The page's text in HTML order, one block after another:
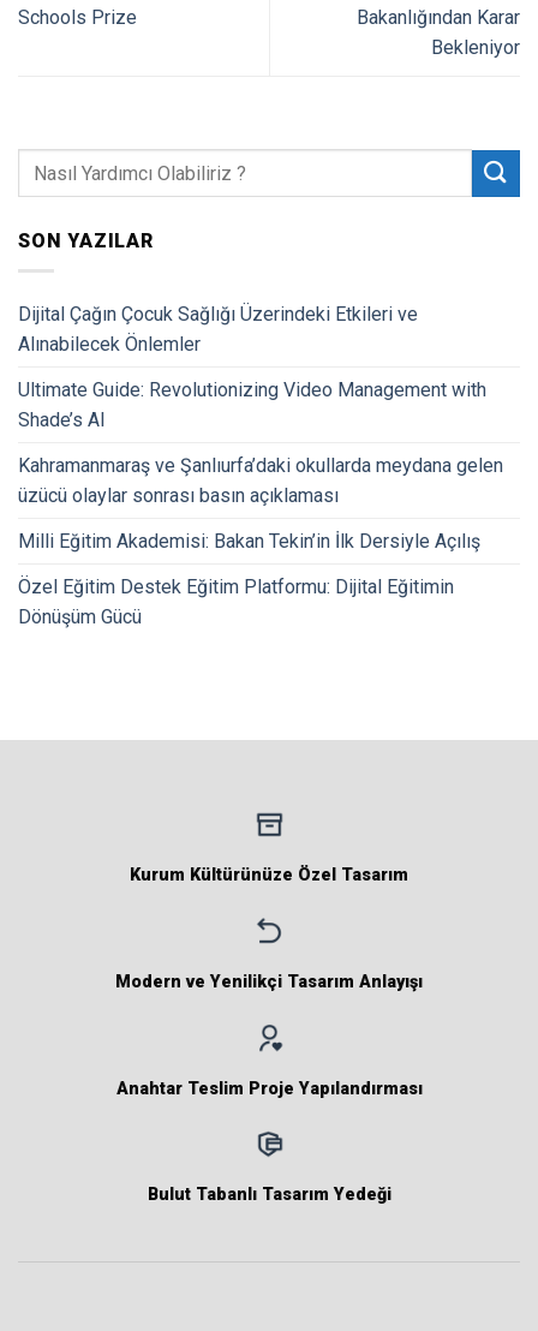
Schools Prize
Bakanlığından Karar
Bekleniyor
SON YAZILAR
Dijital Çağın Çocuk Sağlığı Üzerindeki Etkileri ve
Alınabilecek Önlemler
Ultimate Guide: Revolutionizing Video Management with
Shade’s AI
Kahramanmaraş ve Şanlıurfa’daki okullarda meydana gelen
üzücü olaylar sonrası basın açıklaması
Milli Eğitim Akademisi: Bakan Tekin’in İlk Dersiyle Açılış
Özel Eğitim Destek Eğitim Platformu: Dijital Eğitimin
Dönüşüm Gücü
Kurum Kültürünüze Özel Tasarım
Modern ve Yenilikçi Tasarım Anlayışı
Anahtar Teslim Proje Yapılandırması
Bulut Tabanlı Tasarım Yedeği